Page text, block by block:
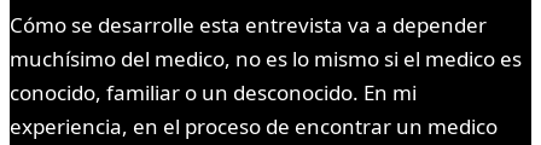
Cómo se desarrolle esta entrevista va a depender
muchísimo del medico, no es lo mismo si el medico es
conocido, familiar o un desconocido. En mi
experiencia, en el proceso de encontrar un medico